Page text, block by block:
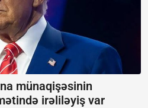
münaqişəsinin
irəliləyiş var